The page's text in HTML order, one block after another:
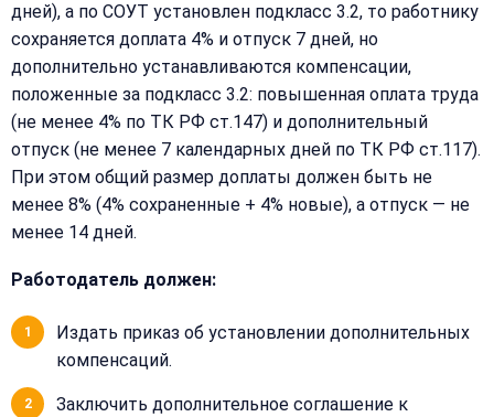
дней), а по СОУТ установлен подкласс 3.2, то работнику
сохраняется доплата 4% и отпуск 7 дней, но
дополнительно устанавливаются компенсации,
положенные за подкласс 3.2: повышенная оплата труда
(не менее 4% по ТК РФ ст.147) и дополнительный
отпуск (не менее 7 календарных дней по ТК РФ ст.117).
При этом общий размер доплаты должен быть не
менее 8% (4% сохраненные + 4% новые), а отпуск — не
менее 14 дней.
Работодатель должен:
Издать приказ об установлении дополнительных
компенсаций.
Заключить дополнительное соглашение к